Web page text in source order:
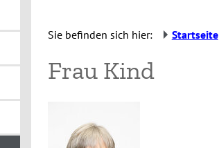
Sie befinden sich hier: Startseite
Frau Kind